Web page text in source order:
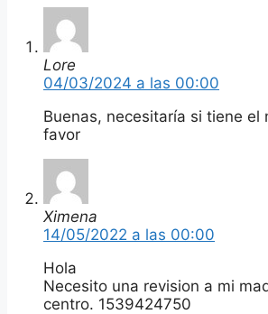
Lore
04/03/2024 a las 00:00
Buenas, necesitaría si tiene
favor
Ximena
14/05/2022 a las 00:00
Hola
Necesito una revision a mi
centro. 1539424750